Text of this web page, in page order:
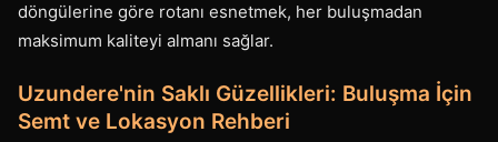
döngülerine göre rotanı esnetmek, her buluşmadan
maksimum kaliteyi almanı sağlar.
Uzundere'nin Saklı Güzellikleri: Buluşma İçin
Semt ve Lokasyon Rehberi